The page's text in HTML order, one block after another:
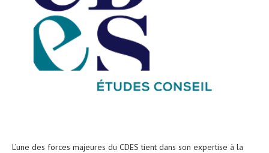
L’une des forces majeures du CDES tient dans son expertise à la